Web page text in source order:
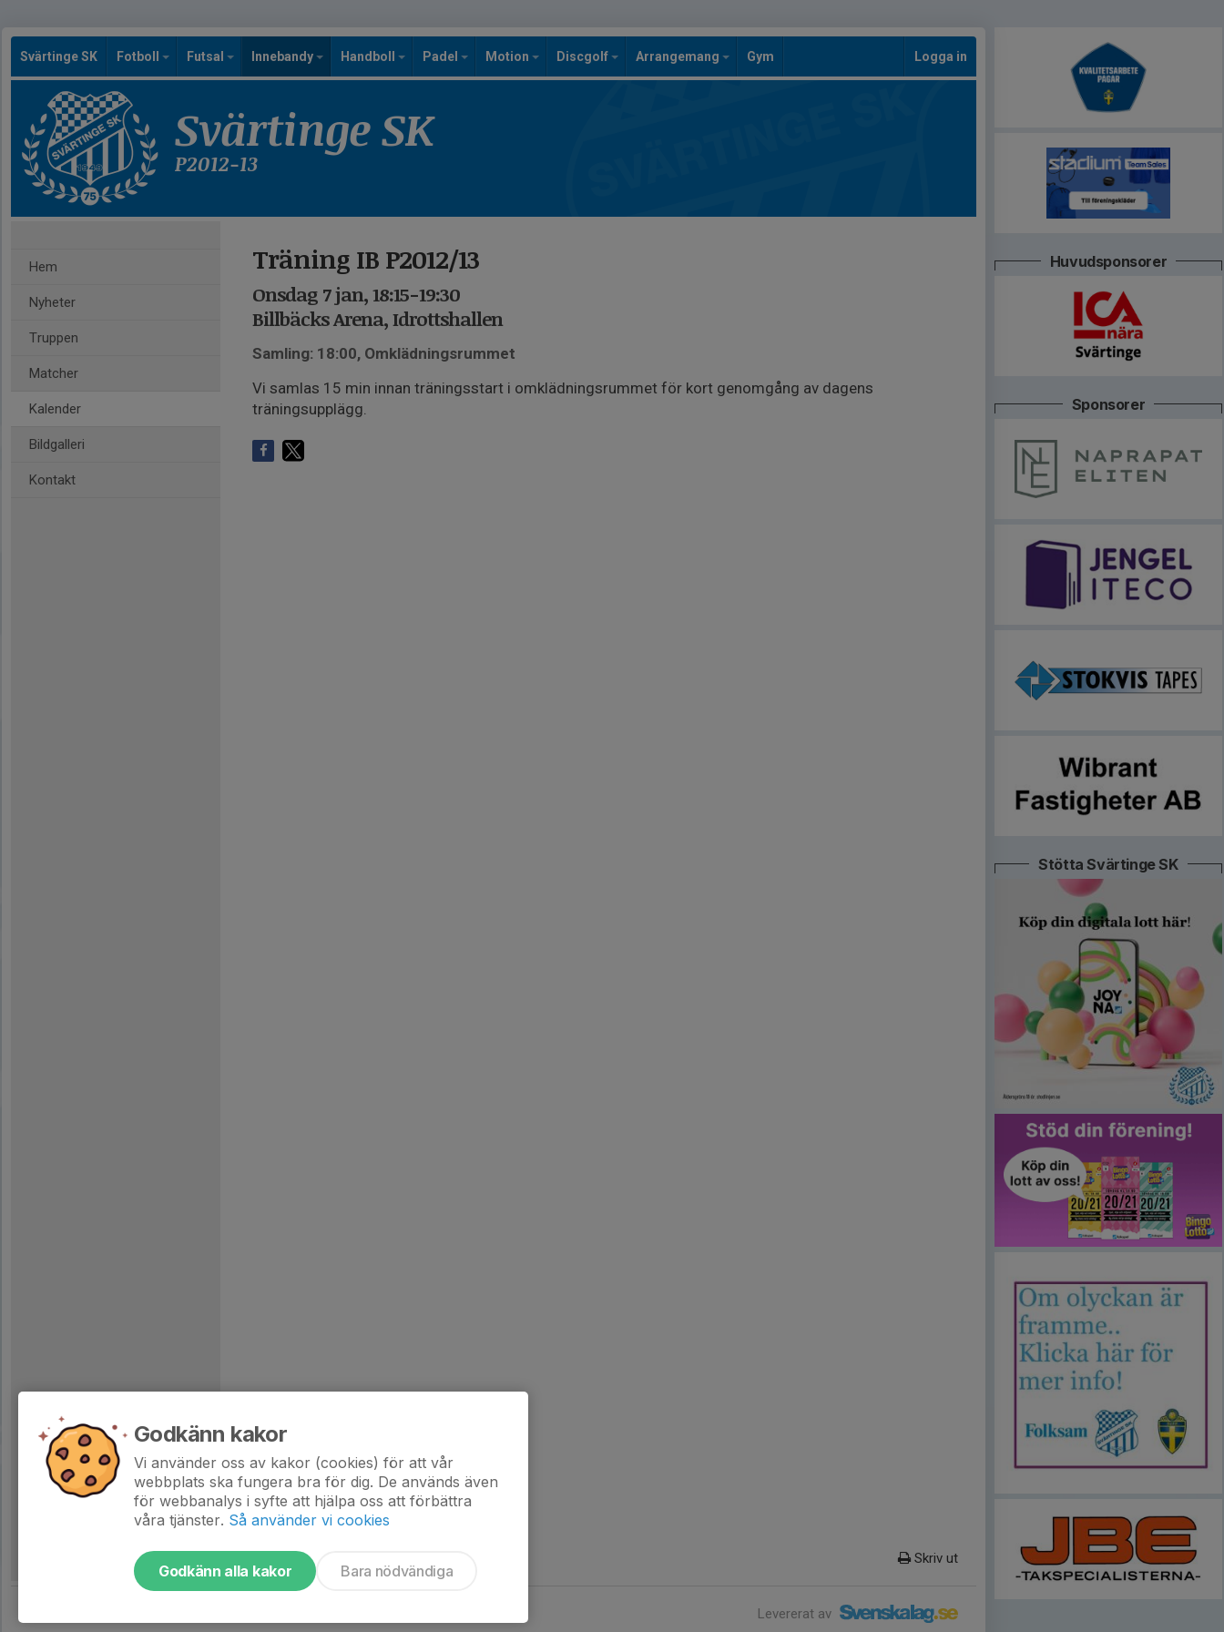
Svärtinge SK Fotboll Futsal Innebandy Handboll Padel Motion Discgolf Arrangemang Gym Logga in
Svärtinge SK
P2012-13
Hem
Nyheter
Truppen
Matcher
Kalender
Bildgalleri
Kontakt
Träning IB P2012/13
Onsdag 7 jan, 18:15-19:30
Billbäcks Arena, Idrottshallen
Samling: 18:00, Omklädningsrummet
Vi samlas 15 min innan träningsstart i omklädningsrummet för kort genomgång av dagens
träningsupplägg.
Skriv ut
Levererat av
Huvudsponsorer
Sponsorer
Stötta Svärtinge SK
Godkänn kakor
Vi använder oss av kakor (cookies) för att vår
webbplats ska fungera bra för dig. De används även
för webbanalys i syfte att hjälpa oss att förbättra
våra tjänster. Så använder vi cookies
Godkänn alla kakor Bara nödvändiga